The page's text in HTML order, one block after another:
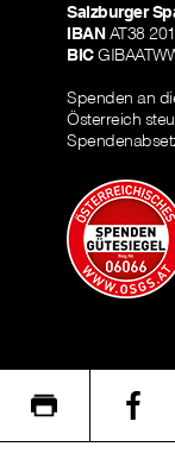
Salzburger
IBANAT38
BIC
Spenden an
Österreich